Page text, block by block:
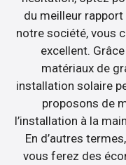
du meilleur
notre société, vous
excellent.
matériaux de
installation solaire
proposons de
l’installation à la
En d’autres
vous ferez des